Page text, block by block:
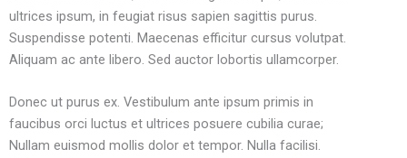
ultrices ipsum, in feugiat risus sapien sagittis purus.
Suspendisse potenti. Maecenas efficitur cursus volutpat.
Aliquam ac ante libero. Sed auctor lobortis ullamcorper.
Donec ut purus ex. Vestibulum ante ipsum primis in
faucibus orci luctus et ultrices posuere cubilia curae;
Nullam euismod mollis dolor et tempor. Nulla facilisi.